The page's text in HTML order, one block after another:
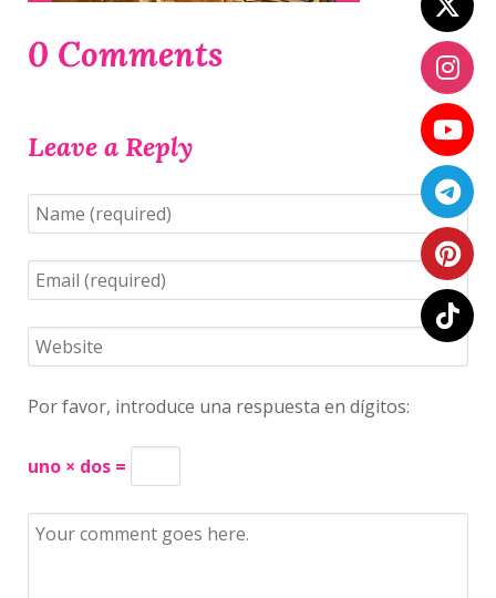
0 Comments
Leave a Reply
Por favor, introduce una respuesta en dígitos:
uno × dos =